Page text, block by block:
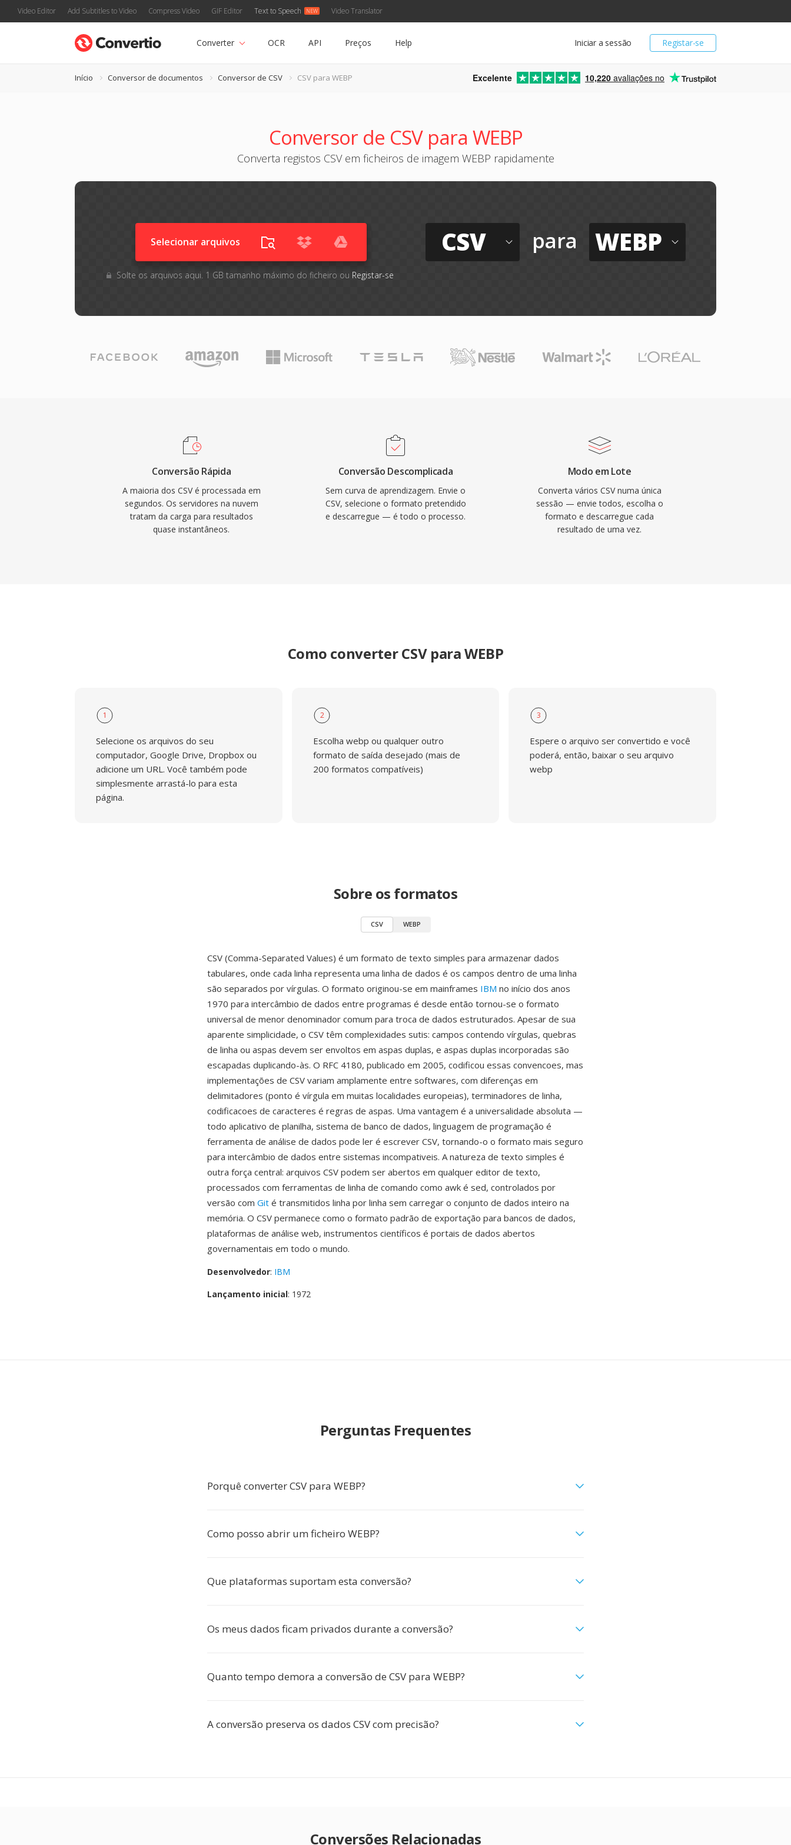
Video Editor Add Subtitles to Video Compress Video GIF Editor Text to Speech Video Translator
Registar-se
Iniciar a sessão
Converter OCR API Preços Help
Início Conversor de documentos Conversor de CSV CSV para WEBP Excelente 10,220 avaliações no
Conversor de CSV para WEBP
Converta registos CSV em ficheiros de imagem WEBP rapidamente
Selecionar arquivos
Solte os arquivos aqui. 1 GB tamanho máximo do ficheiro ou Registar-se
CSV para WEBP
Conversão Rápida
A maioria dos CSV é processada em
segundos. Os servidores na nuvem
tratam da carga para resultados
quase instantâneos.
Conversão Descomplicada
Sem curva de aprendizagem. Envie o
CSV, selecione o formato pretendido
e descarregue — é todo o processo.
Modo em Lote
Converta vários CSV numa única
sessão — envie todos, escolha o
formato e descarregue cada
resultado de uma vez.
Como converter CSV para WEBP
1
Selecione os arquivos do seu
computador, Google Drive, Dropbox ou
adicione um URL. Você também pode
simplesmente arrastá-lo para esta
página.
2
Escolha webp ou qualquer outro
formato de saída desejado (mais de
200 formatos compatíveis)
3
Espere o arquivo ser convertido e você
poderá, então, baixar o seu arquivo
webp
Sobre os formatos
CSV WEBP
CSV (Comma-Separated Values) é um formato de texto simples para armazenar dados
tabulares, onde cada linha representa uma linha de dados é os campos dentro de uma linha
são separados por vírgulas. O formato originou-se em mainframes IBM no início dos anos
1970 para intercâmbio de dados entre programas é desde então tornou-se o formato
universal de menor denominador comum para troca de dados estruturados. Apesar de sua
aparente simplicidade, o CSV têm complexidades sutis: campos contendo vírgulas, quebras
de linha ou aspas devem ser envoltos em aspas duplas, e aspas duplas incorporadas são
escapadas duplicando-às. O RFC 4180, publicado em 2005, codificou essas convencoes, mas
implementações de CSV variam amplamente entre softwares, com diferenças em
delimitadores (ponto é vírgula em muitas localidades europeias), terminadores de linha,
codificacoes de caracteres é regras de aspas. Uma vantagem é a universalidade absoluta —
todo aplicativo de planilha, sistema de banco de dados, linguagem de programação é
ferramenta de análise de dados pode ler é escrever CSV, tornando-o o formato mais seguro
para intercâmbio de dados entre sistemas incompativeis. A natureza de texto simples é
outra força central: arquivos CSV podem ser abertos em qualquer editor de texto,
processados com ferramentas de linha de comando como awk é sed, controlados por
versão com Git é transmitidos linha por linha sem carregar o conjunto de dados inteiro na
memória. O CSV permanece como o formato padrão de exportação para bancos de dados,
plataformas de análise web, instrumentos científicos é portais de dados abertos
governamentais em todo o mundo.
Desenvolvedor: IBM
Lançamento inicial: 1972
Perguntas Frequentes
Porquê converter CSV para WEBP?
Como posso abrir um ficheiro WEBP?
Que plataformas suportam esta conversão?
Os meus dados ficam privados durante a conversão?
Quanto tempo demora a conversão de CSV para WEBP?
A conversão preserva os dados CSV com precisão?
Conversões Relacionadas